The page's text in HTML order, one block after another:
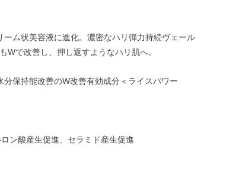
ム状美容液に進化。濃密なハリ弾力持続ヴェール
で改善し、押し返すようなハリ肌へ。
保持能改善のW改善有効成分＜ライスパワー
ン酸産生促進、セラミド産生促進